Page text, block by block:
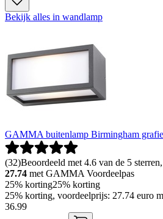
Bekijk alles in wandlamp
GAMMA buitenlamp Birmingham
(32)Beoordeeld met 4.6 van de 5
27.74 met GAMMA Voordeelpas
25% korting25% korting
25% korting, voordeelprijs: 27.74 euro
36.99